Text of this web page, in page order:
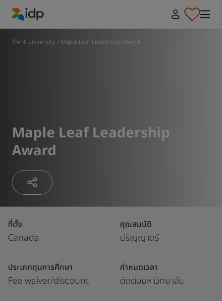
IDP Education
Trent University / Maple Leaf Leadership Award
Maple Leaf Leadership
Award
ที่ตั้ง
Canada
คุณสมบัติ
ปริญญาตรี
ประเภททุนการศึกษา
Fee waiver/discount
กำหนดเวลา
ติดต่อมหาวิทยาลัย